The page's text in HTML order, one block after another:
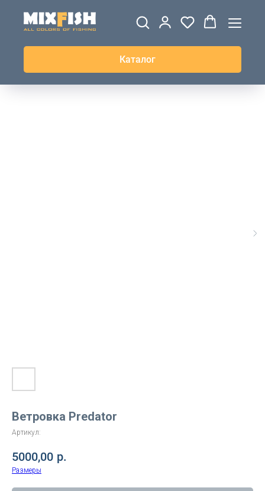
Каталог
ДЖЕРСИ
ВЕТРОВКИ И
ТОЛСТОВКИ
ЖИЛЕТКИ
Ветровка Predator
Артикул:
5000,00 р.
Размеры